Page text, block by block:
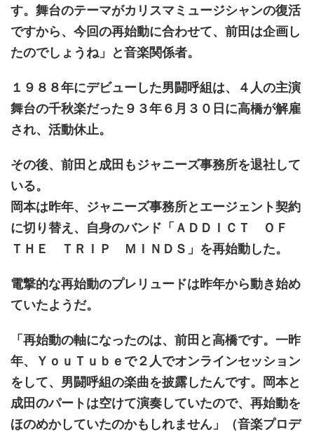
す。舞台のテーマがカリスマミュージシャンの復活
ですから、今回の再始動に合わせて、前田は企画し
たのでしょうね」と音楽関係者。
１９８８年にデビューした男闘呼組は、４人の主演
舞台の千秋楽だった９３年６月３０日に高橋が解雇
され、活動休止。
その後、前田と成田もジャニーズ事務所を退社して
いる。
岡本は昨年、ジャニーズ事務所とエージェント契約
に切り替え、自身のバンド「ＡＤＤＩＣＴ ＯＦ
ＴＨＥ ＴＲＩＰ ＭＩＮＤＳ」を再始動した。
電撃的な再始動のプレリュードは昨年から動き始め
ていたようだ。
「再始動の軸になったのは、前田と高橋です。一昨
年、ＹｏｕＴｕｂｅで２人でオンラインセッション
をして、男闘呼組の楽曲を披露したんです。岡本と
成田のパートは空けて演奏していたので、再始動を
ほのめかしていたのかもしれません」（音楽プロデ